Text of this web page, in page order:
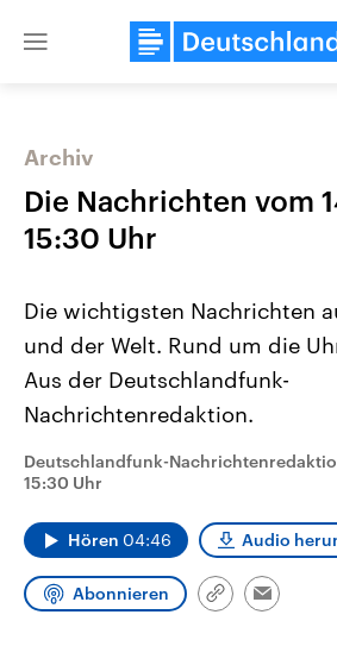
Close
Landtagswahl Sachsen-Anhalt
Alle Informationen
Sachsen-Anhalt wählt am 6.
September 2026 einen neuen
Bundesland von einer Koalition aus
CDU, SPD und FDP regiert.-
Wahlprogramme, aktuelle Berichte
und Hintergründe zu den Parteien
Sendungen Programm
Archiv
Die Nachrichten vom
15:30 Uhr
Die wichtigsten Nachrichten
und der Welt. Rund um die
Aus der Deutschlandfunk-
Nachrichtenredaktion.
Deutschlandfunk-
15:30 Uhr
Hören 04:46 Audio
Abonnieren
Link
Email